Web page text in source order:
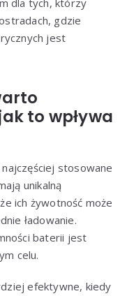
dla tych, którzy
gdzie
jest
to wpływa
stosowane
unikalną
ich żywotność może
ładowanie.
baterii jest
celu.
efektywne, kiedy